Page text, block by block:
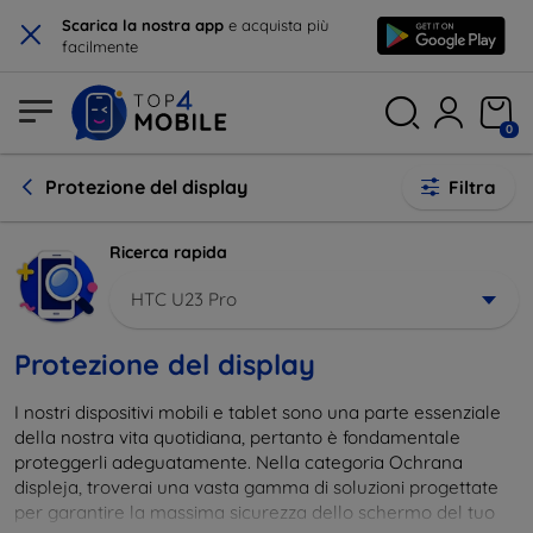
× Scarica la nostra app e acquista più
facilmente
0
Protezione del display Filtra
Ricerca rapida
HTC U23 Pro
Protezione del display
I nostri dispositivi mobili e tablet sono una parte essenziale
della nostra vita quotidiana, pertanto è fondamentale
proteggerli adeguatamente. Nella categoria Ochrana
displeja, troverai una vasta gamma di soluzioni progettate
per garantire la massima sicurezza dello schermo del tuo